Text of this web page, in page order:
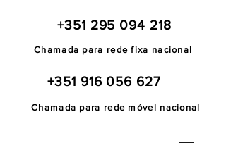
+351 295 094 218
Chamada para rede fixa nacional
+351 916 056 627
Chamada para rede móvel nacional